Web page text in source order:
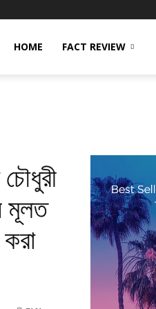
HOME FACT REVIEW
মূলত